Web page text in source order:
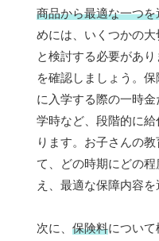
商品から最適な一つ
めには、いくつかの
と検討する必要があり
を確認しましょう。
に入学する際の一時
学時など、段階的に
ります。お子さんの
て、どの時期にどの
え、最適な保障内容を
次に、 保険料について